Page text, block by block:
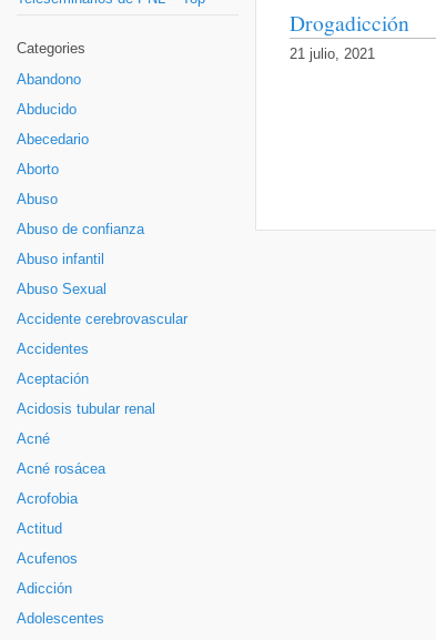
Categories
Abandono
Abducido
Abecedario
Aborto
Abuso
Abuso de confianza
Abuso infantil
Abuso Sexual
Accidente cerebrovascular
Accidentes
Aceptación
Acidosis tubular renal
Acné
Acné rosácea
Acrofobia
Actitud
Acufenos
Adicción
Adolescentes
Drogadicción
21 julio, 2021